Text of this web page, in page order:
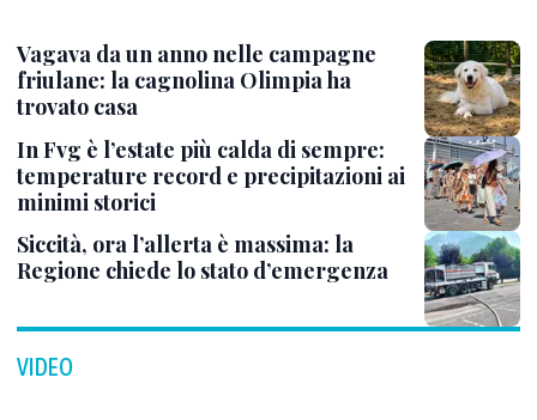
Vagava da un anno nelle campagne
friulane: la cagnolina Olimpia ha
trovato casa
In Fvg è l’estate più calda di sempre:
temperature record e precipitazioni ai
minimi storici
Siccità, ora l’allerta è massima: la
Regione chiede lo stato d’emergenza
VIDEO